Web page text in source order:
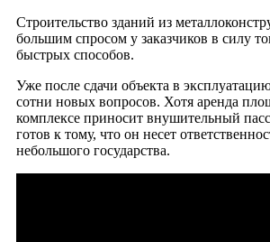
Строительство зданий из
большим спросом у заказчиков в силу
быстрых способов.
Уже после сдачи объекта в
сотни новых вопросов. Хотя аренда
комплексе приносит внушительный
готов к тому, что он несет
небольшого государства.